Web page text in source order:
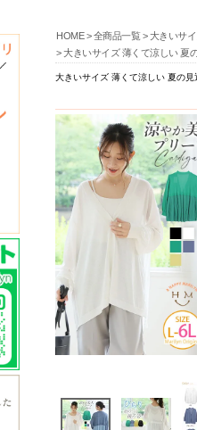
HOME 全商品一覧 大きいサ
大きいサイズ 薄くて涼しい 夏
大きいサイズ 薄くて涼しい 夏の